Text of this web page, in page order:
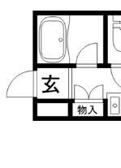
高級賃貸
リノベーション物件
ペット飼育可能